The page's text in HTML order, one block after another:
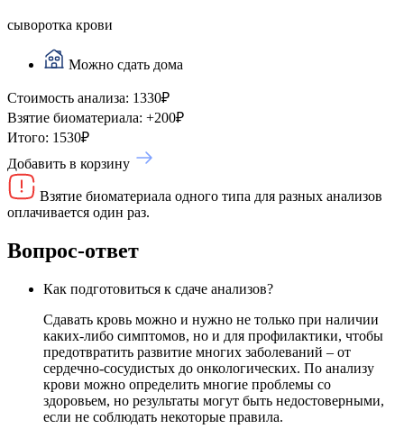
сыворотка крови
Можно сдать дома
Стоимость анализа: 1330₽
Взятие биоматериала: +200₽
Итого: 1530₽
Добавить в корзину
Взятие биоматериала одного типа для разных анализов
оплачивается один раз.
Вопрос-ответ
Как подготовиться к сдаче анализов?
Сдавать кровь можно и нужно не только при наличии
каких-либо симптомов, но и для профилактики, чтобы
предотвратить развитие многих заболеваний – от
сердечно-сосудистых до онкологических. По анализу
крови можно определить многие проблемы со
здоровьем, но результаты могут быть недостоверными,
если не соблюдать некоторые правила.